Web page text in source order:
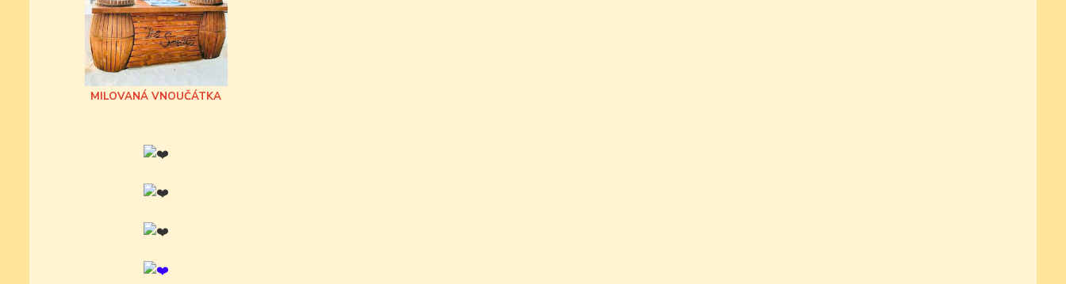
MILOVANÁ VNOUČÁTKA